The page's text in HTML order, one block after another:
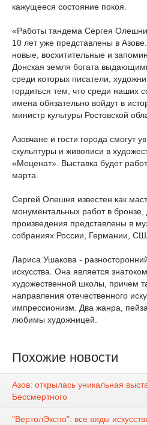
кажущееся состояние покоя.
«Работы тандема Сергея
10 лет уже представлены в
новые, восхитительные и
Донская земля богата
среди которых писатели,
гордиться тем, что среди наших
имена обязательно войдут в
министр культуры Ростовской
Азовчане и гости города смогут
скульптуры и живописи в
«Меценат». Выставка будет
марта.
Сергей Олешня известен как
монументальных работ в
произведения представлены в
собраниях России, Германии,
Лариса Ушакова -
искусства. Она является
художественной школы, причем
направления отечественного
импрессионизм. Два жанра,
любимы художницей.
Похожие новости
Азов: открылась уникальная
Бессмертного
"ВертолЭкспо": все виды